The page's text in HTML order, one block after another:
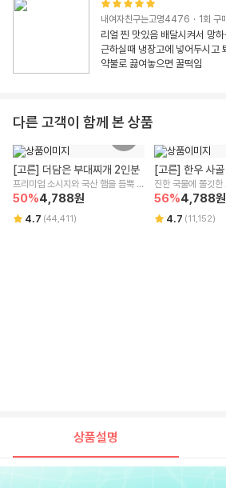
밀키트 하나가 이렇게 사람을 감
놀랍습니다 덕분에 저희 가족들
맛있는 음식들 접하며 오늘도
후기글을 작성하지 않을수가 없
계속해서 고급지고 맛있는 깔끔
내여자친구는고명4476 · 1회 구
리얼 찐 맛있음 배달시켜서 망
근하실때 냉장고에 넣어두시고
약불로 끓여놓으면 꿀떡임
다른 고객이 함께 본 상품
[고른] 더담은 부대찌개 2인분
프리미엄 소시지와 국산 햄을 듬뿍
넣은
50%4,788원
4.7 (44,411)
[고른] 한우 사
진한 국물에 쫄깃한
56%4,788원
4.7 (11,152)
상품설명